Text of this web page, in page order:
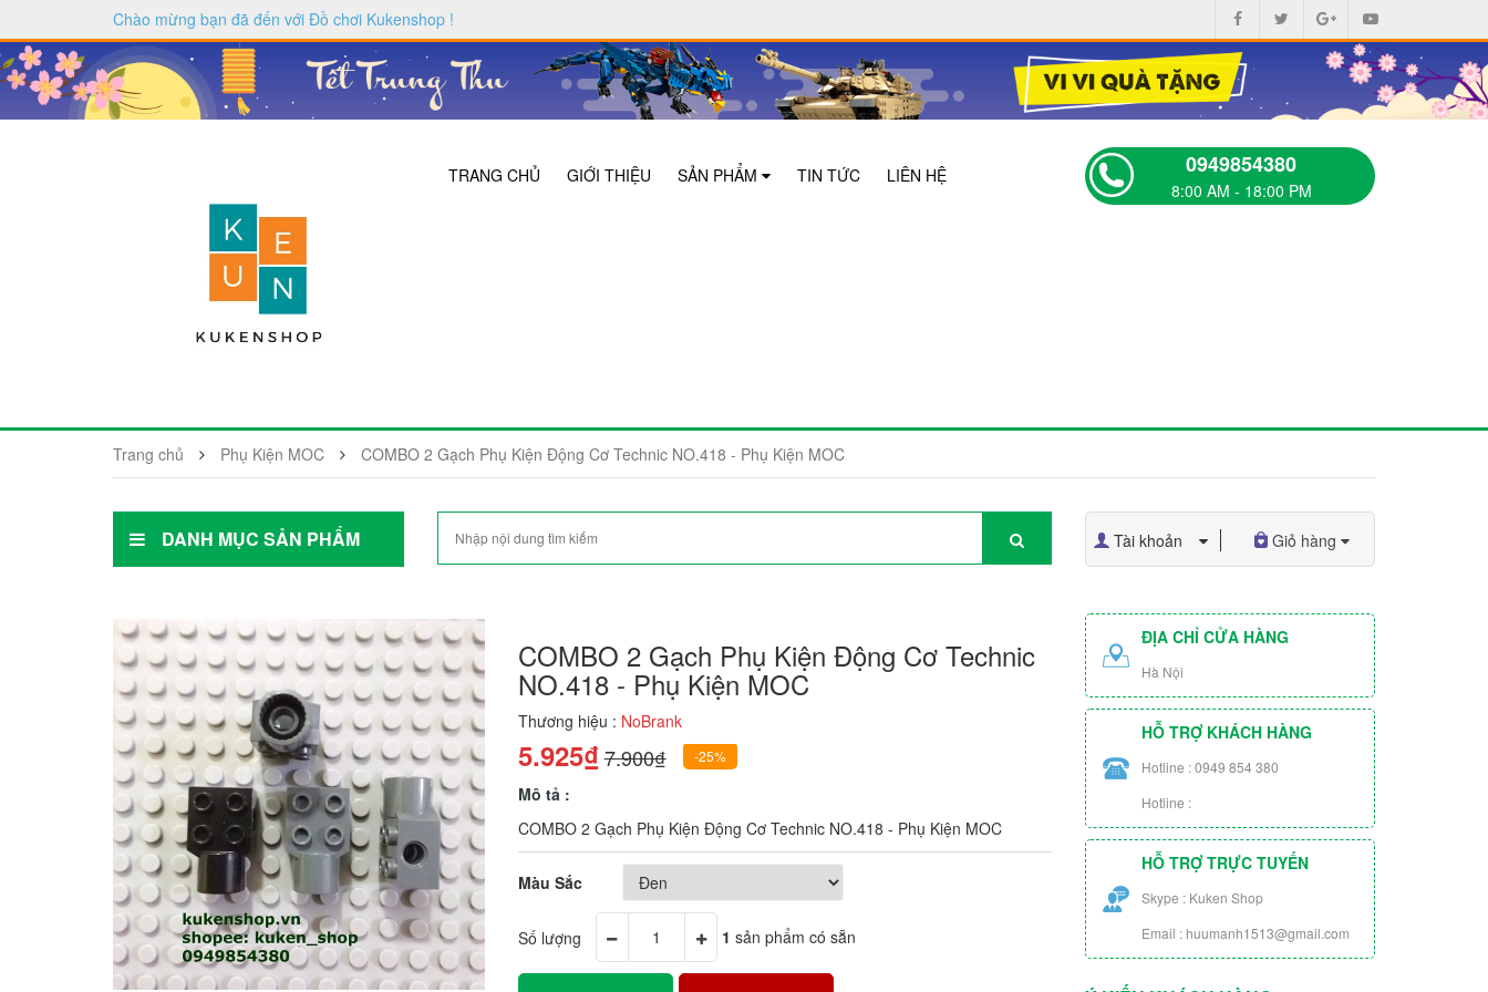
Chào mừng bạn đã đến với Đồ chơi Kukenshop !
TRANG CHỦ GIỚI THIỆU SẢN PHẨM TIN TỨC LIÊN HỆ 0949854380
8:00 AM - 18:00 PM
Trang chủ Phụ Kiện MOC COMBO 2 Gạch Phụ Kiện Động Cơ Technic NO.418 - Phụ Kiện MOC
DANH MỤC SẢN PHẨM Tài khoản Giỏ hàng
COMBO 2 Gạch Phụ Kiện Động Cơ Technic
NO.418 - Phụ Kiện MOC
Thương hiệu : NoBrank
5.925₫7.900₫ -25%
Mô tả :
COMBO 2 Gạch Phụ Kiện Động Cơ Technic NO.418 - Phụ Kiện MOC
Màu Sắc
Số lượng 1 sản phẩm có sẵn
ĐỊA CHỈ CỬA HÀNG
Hà Nội
HỖ TRỢ KHÁCH HÀNG
Hotline : 0949 854 380
Hotline :
HỖ TRỢ TRỰC TUYẾN
Skype : Kuken Shop
Email : huumanh1513@gmail.com